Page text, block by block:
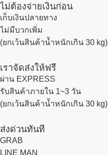
ไม่ต้องจ่ายเงินก่อน
เก็บเงินปลายทาง
ไม่มีบวกเพิ่ม
(ยกเว้นสินค้าน้ำหนักเกิน 30 kg)
เราจัดส่งให้ฟรี
ผ่าน EXPRESS
รับสินค้าภายใน 1~3 วัน
(ยกเว้นสินค้าน้ำหนักเกิน 30 kg)
ส่งด่วนทันที
GRAB
LINE MAN